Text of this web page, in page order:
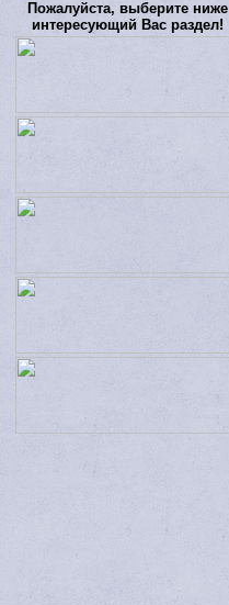
Пожалуйста, выберите ниже
интересующий Вас раздел!